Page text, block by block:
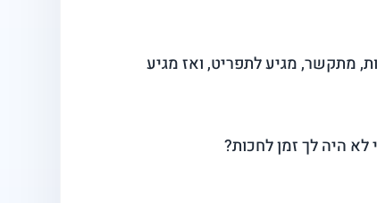
מתקשר, מגיע לתפריט, ואז מגיע
היה לך זמן לחכות?